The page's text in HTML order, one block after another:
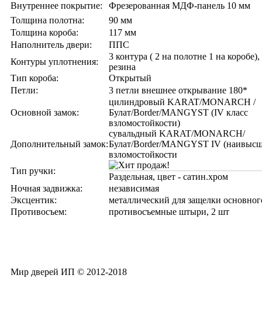
Внутреннее покрытие:
Фрезерованная МДФ-панель 10 мм
Толщина полотна:
90 мм
Толщина короба:
117 мм
Наполнитель двери:
ППС
Контуры уплотнения:
3 контура ( 2 на полотне 1 на
резина
Тип короба:
Открытый
Петли:
3 петли внешнее открывание 180*
Основной замок:
цилиндровый KARAT/MONARCH /
Булат/Border/MANGYST (IV класс
взломостойкости)
Дополнительный замок:
сувальдный KARAT/MONARCH/
Булат/Border/MANGYST IV
взломостойкости
Тип ручки:
Раздельная, цвет - сатин.хром
Ночная задвижка:
независимая
Эксцентик:
металлический для защелки
Противосъем:
противосъемные штыри, 2 шт
Мир дверей ИП © 2012-2018